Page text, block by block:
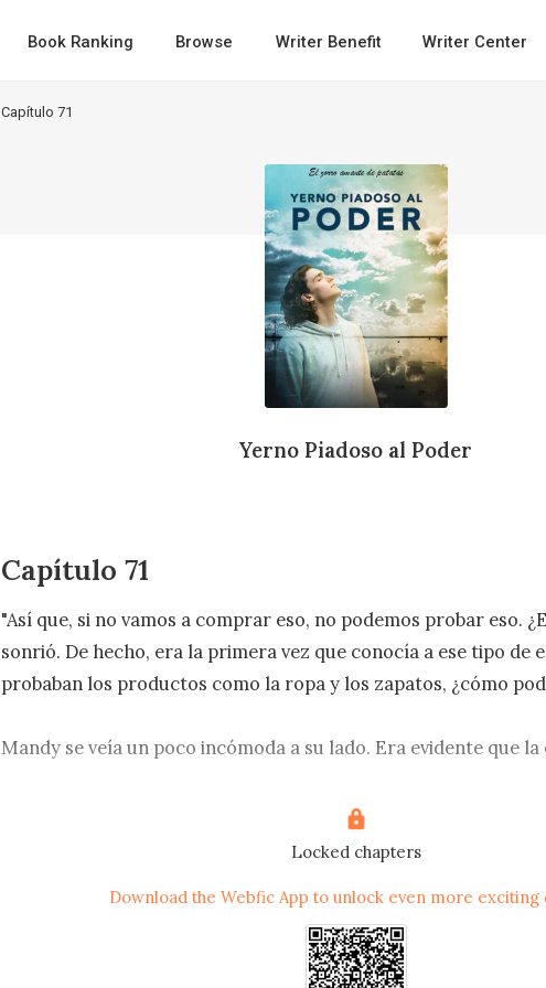
Book Ranking Browse Writer Benefit Writer Center
Capítulo 71
Yerno Piadoso al Poder
Capítulo 71
"Así que, si no vamos a comprar eso, no podemos probar eso.
sonrió. De hecho, era la primera vez que conocía a ese tipo de
probaban los productos como la ropa y los zapatos, ¿cómo
Mandy se veía un poco incómoda a su lado. Era evidente que la
recientemente. Finalmente, su compañía volvió a su camino
con los ochocientos mil dólares que Harvey obtuvo.
"Harvey, vámonos entonces. Podemos ir y mirar en algunos
alrededores...", Mandy dijo torpemente.
Locked chapters
Download the Webfic App to unlock even more exciting